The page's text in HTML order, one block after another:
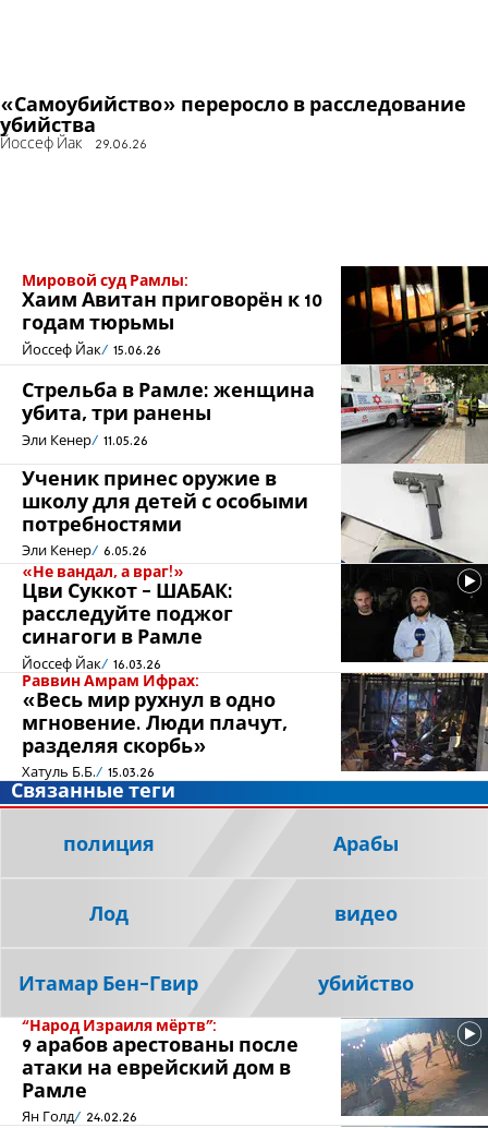
«Самоубийство» переросло в расследование
убийства
Йоссеф Йак 29.06.26
Мировой суд Рамлы:
Хаим Авитан приговорён к 10
годам тюрьмы
Йоссеф Йак 15.06.26
Стрельба в Рамле: женщина
убита, три ранены
Эли Кенер 11.05.26
Ученик принес оружие в
школу для детей с особыми
потребностями
Эли Кенер 6.05.26
«Не вандал, а враг!»
Цви Суккот - ШАБАК:
расследуйте поджог
синагоги в Рамле
Йоссеф Йак 16.03.26
Раввин Амрам Ифрах:
«Весь мир рухнул в одно
мгновение. Люди плачут,
разделяя скорбь»
Хатуль Б.Б. 15.03.26
“Народ Израиля мёртв":
9 арабов арестованы после
атаки на еврейский дом в
Рамле
Ян Голд 24.02.26
Связанные теги
полиция Арабы
Лод видео
Итамар Бен-Гвир убийство